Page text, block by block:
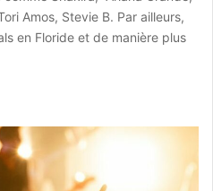
Amos, Stevie B. Par ailleurs,
en Floride et de manière plus